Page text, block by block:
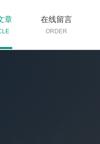
章 在线留言
ORDER